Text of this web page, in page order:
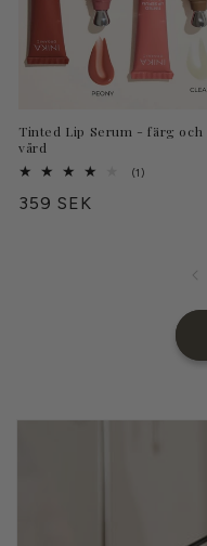
Tinted Lip Serum - färg och
vård
(1)1
Ordinarie
359 SEK